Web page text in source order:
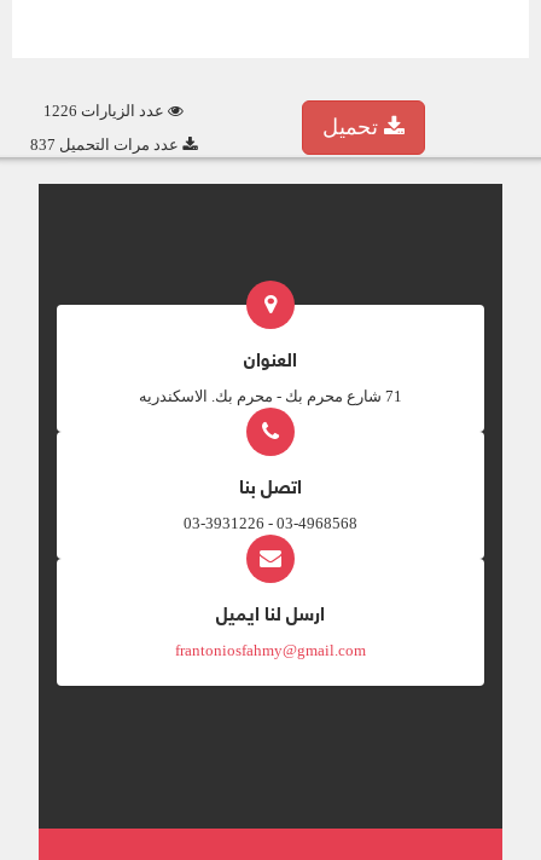
عدد الزيارات 1226
عدد مرات التحميل 837
تحميل
العنوان
‎71 شارع محرم بك - محرم بك. الاسكندريه
اتصل بنا
03-4968568 - 03-3931226
ارسل لنا ايميل
frantoniosfahmy@gmail.com